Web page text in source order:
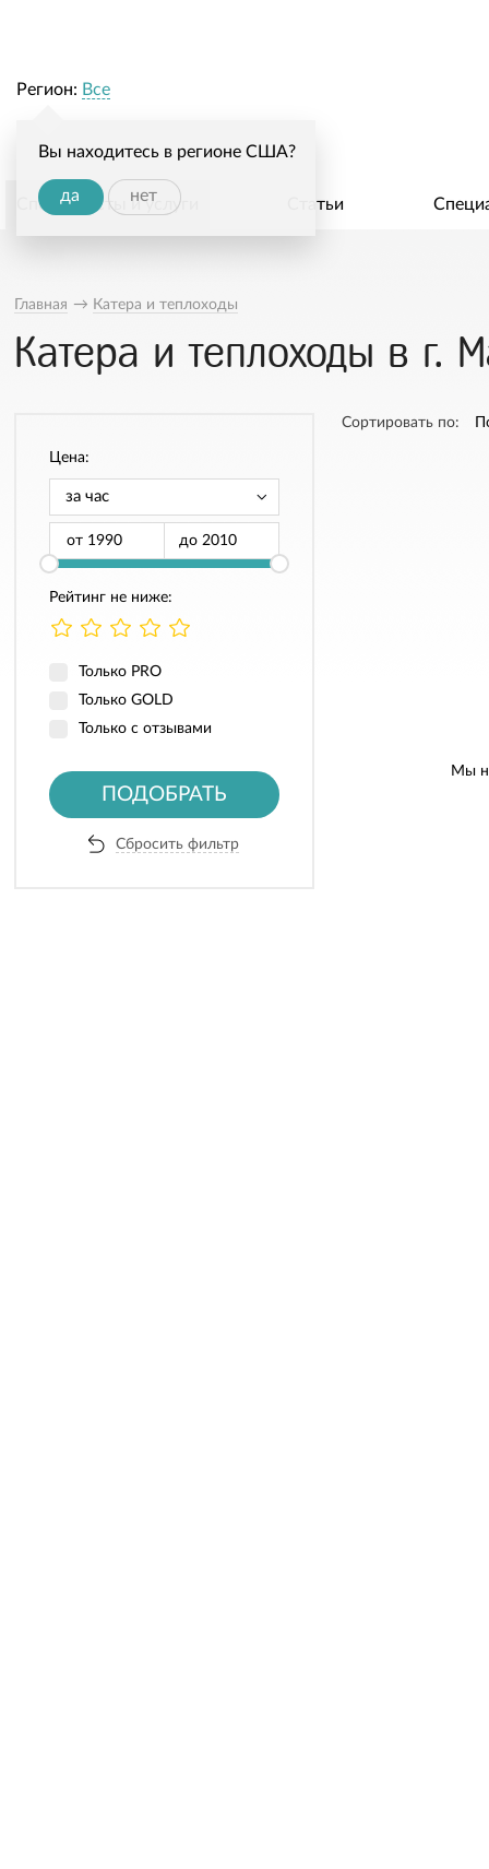
Регион: Все
Вы находитесь в регионе США?
да нет
Специалисты и услуги Статьи
Главная → Катера и теплоходы
Катера и теплоходы в г.
Цена:
от до
Рейтинг не ниже:
Только PRO
Только GOLD
Только с отзывами
ПОДОБРАТЬ
Сбросить фильтр
Сортировать по:
Мы